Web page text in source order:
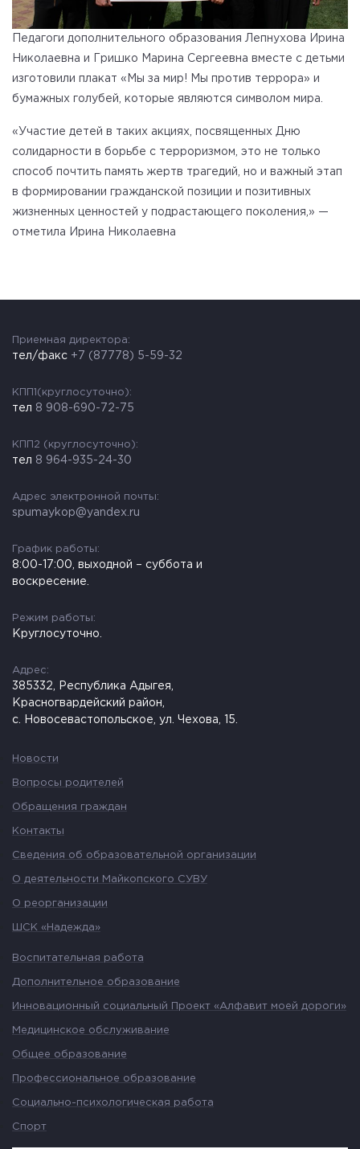
Педагоги дополнительного образования Лепнухова Ирина
Николаевна и Гришко Марина Сергеевна вместе с детьми
изготовили плакат «Мы за мир! Мы против террора» и
бумажных голубей, которые являются символом мира.
«Участие детей в таких акциях, посвященных Дню
солидарности в борьбе с терроризмом, это не только
способ почтить память жертв трагедий, но и важный этап
в формировании гражданской позиции и позитивных
жизненных ценностей у подрастающего поколения,» —
отметила Ирина Николаевна
Приемная директора:
тел/факс +7 (87778) 5-59-32
КПП1(круглосуточно):
тел 8 908-690-72-75
КПП2 (круглосуточно):
тел 8 964-935-24-30
Адрес электронной почты:
spumaykop@yandex.ru
График работы:
8:00-17:00, выходной – суббота и
воскресение.
Режим работы:
Круглосуточно.
Адрес:
385332, Республика Адыгея,
Красногвардейский район,
с. Новосевастопольское, ул. Чехова, 15.
Новости
Вопросы родителей
Обращения граждан
Контакты
Сведения об образовательной организации
О деятельности Майкопского СУВУ
О реорганизации
ШСК «Надежда»
Воспитательная работа
Дополнительное образование
Инновационный социальный Проект «Алфавит моей дороги»
Медицинское обслуживание
Общее образование
Профессиональное образование
Социально-психологическая работа
Спорт